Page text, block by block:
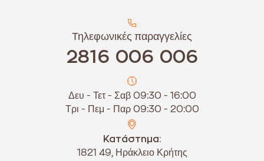
Τηλεφωνικές παραγγελίες
2816 006 006
Δευ - Τετ - Σαβ 09:30 - 16:00
Τρι - Πεμ - Παρ 09:30 - 20:00
Κατάστημα:
1821 49, Ηράκλειο Κρήτης